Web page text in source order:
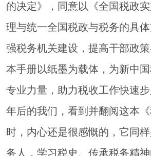
的决定》，同意以《全国税政
理与统一全国税政与税务的具
强税务机关建设，提高干部政
本手册以纸墨为载体，为新中
专业力量，助力税收工作快速
年后的我们，看到并翻阅这本
时，内心还是很感慨的，它同
务人，学习税史、传承税务精神